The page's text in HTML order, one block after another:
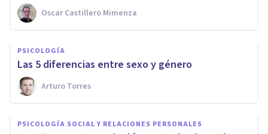
Oscar Castillero Mimenza
PSICOLOGÍA
​Las 5 diferencias entre sexo y género
Arturo Torres
PSICOLOGÍA SOCIAL Y RELACIONES PERSONALES